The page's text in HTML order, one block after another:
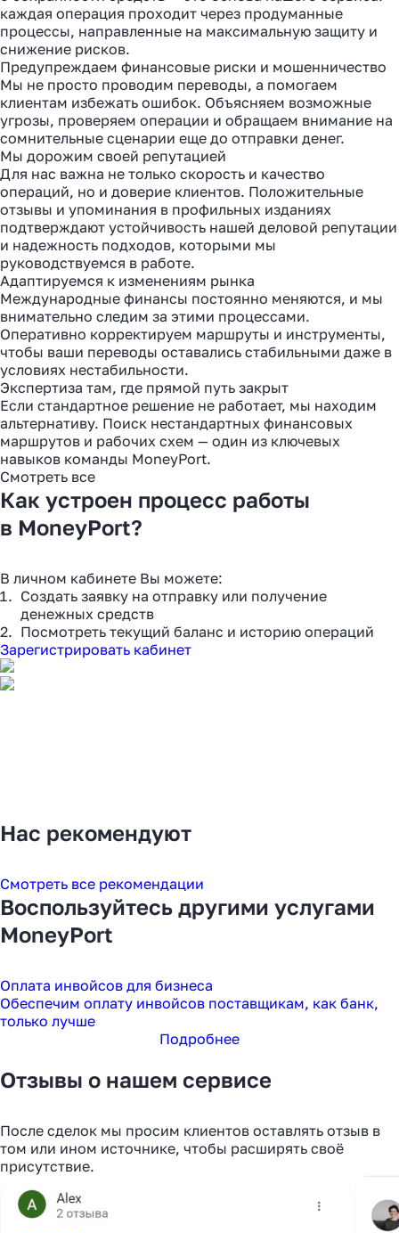
каждая операция проходит через продуманные
процессы, направленные на максимальную защиту и
снижение рисков.
Предупреждаем финансовые риски и мошенничество
Мы не просто проводим переводы, а помогаем
клиентам избежать ошибок. Объясняем возможные
угрозы, проверяем операции и обращаем внимание на
сомнительные сценарии еще до отправки денег.
Мы дорожим своей репутацией
Для нас важна не только скорость и качество
операций, но и доверие клиентов. Положительные
отзывы и упоминания в профильных изданиях
подтверждают устойчивость нашей деловой репутации
и надежность подходов, которыми мы
руководствуемся в работе.
Адаптируемся к изменениям рынка
Международные финансы постоянно меняются, и мы
внимательно следим за этими процессами.
Оперативно корректируем маршруты и инструменты,
чтобы ваши переводы оставались стабильными даже в
условиях нестабильности.
Экспертиза там, где прямой путь закрыт
Если стандартное решение не работает, мы находим
альтернативу. Поиск нестандартных финансовых
маршрутов и рабочих схем — один из ключевых
навыков команды MoneyPort.
Смотреть все
Как устроен процесс работы
в MoneyPort?
В личном кабинете Вы можете:
Создать заявку на отправку или получение
денежных средств
Посмотреть текущий баланс и историю операций
Зарегистрировать кабинет
Нас рекомендуют
Смотреть все рекомендации
Воспользуйтесь другими услугами
MoneyPort
Оплата инвойсов для бизнеса
Обеспечим оплату инвойсов поставщикам, как банк,
только лучше
Подробнее
Отзывы о нашем сервисе
После сделок мы просим клиентов оставлять отзыв в
том или ином источнике, чтобы расширять своё
присутствие.